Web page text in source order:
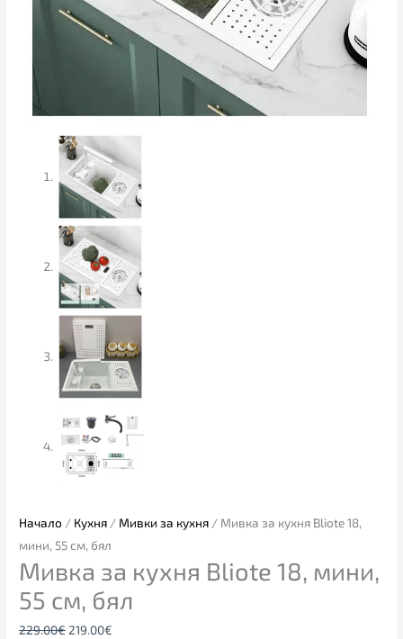
Начало / Кухня / Мивки за кухня / Мивка за кухня Bliote 18,
мини, 55 см, бял
Мивка за кухня Bliote 18, мини,
55 см, бял
229.00€ 219.00€